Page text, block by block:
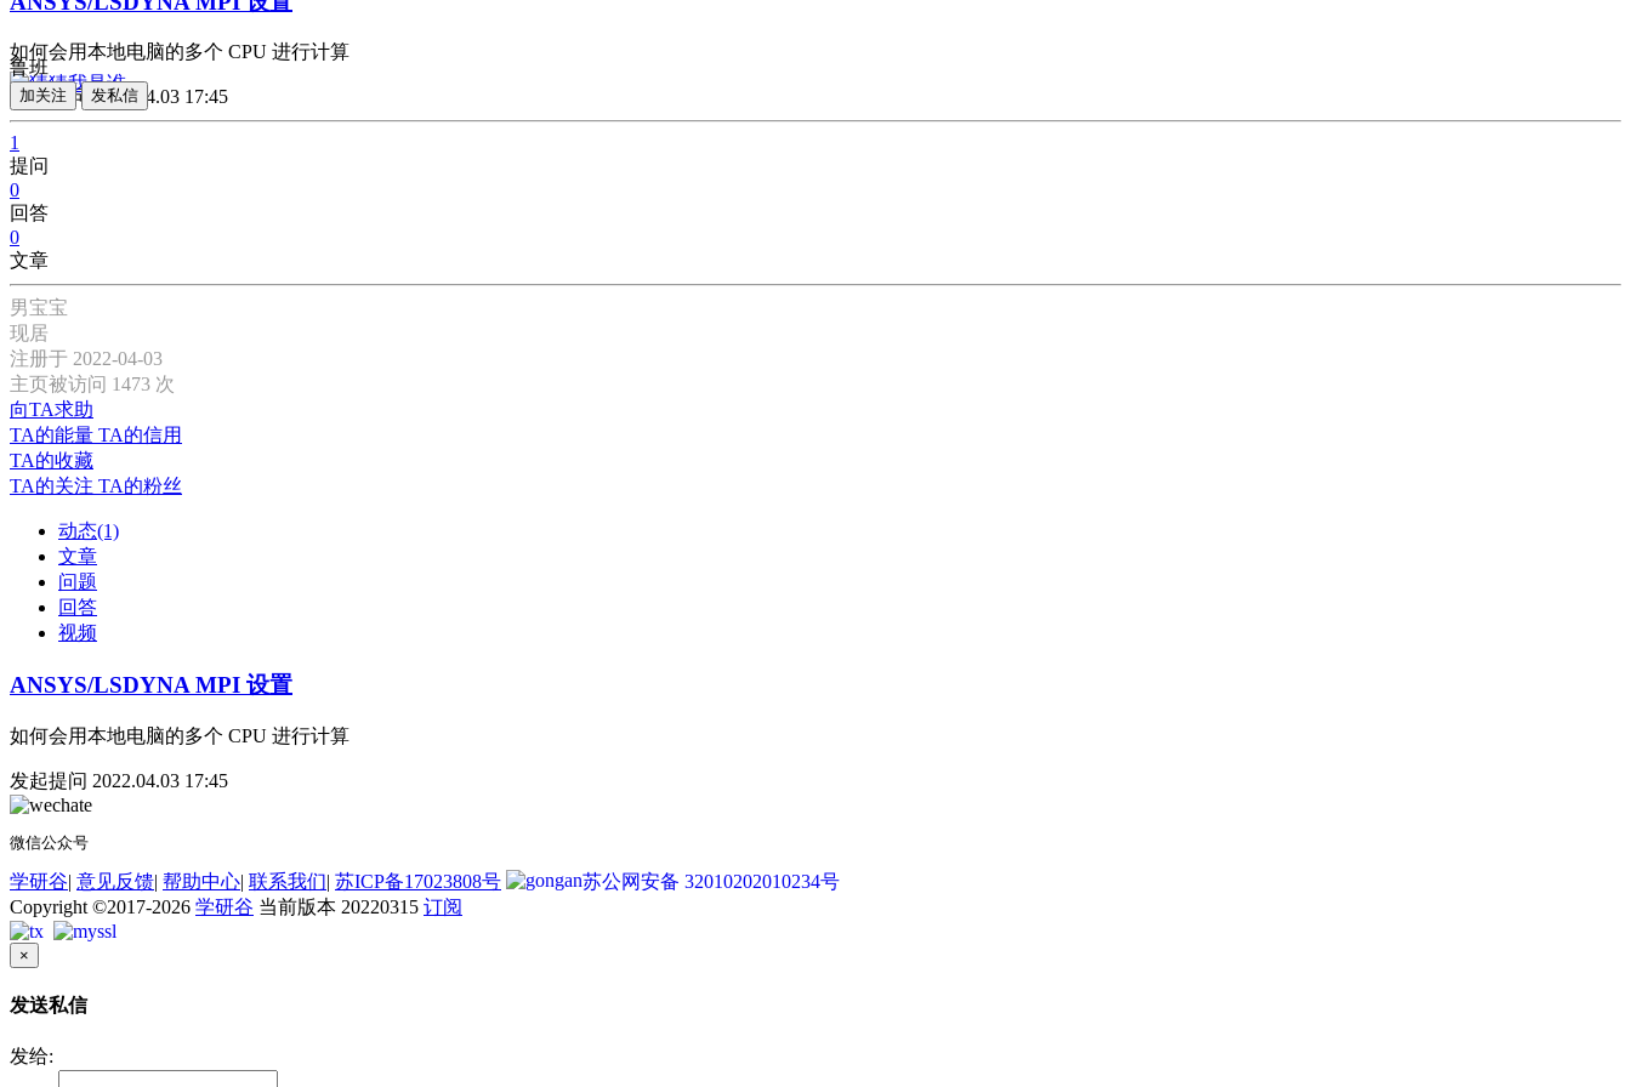
如何会用本地电脑的多个 CPU 进行计算
发起提问 2022.04.03 17:45
鲁班
加关注 发私信
1
提问
0
回答
0
文章
男宝宝
现居
注册于 2022-04-03
主页被访问 1473 次
向TA求助
TA的能量 TA的信用
TA的收藏
TA的关注 TA的粉丝
动态(1)
文章
问题
回答
视频
ANSYS/LSDYNA MPI 设置
如何会用本地电脑的多个 CPU 进行计算
发起提问 2022.04.03 17:45
微信公众号
学研谷| 意见反馈| 帮助中心| 联系我们| 苏ICP备17023808号
苏公网安备 32010202010234号
Copyright ©2017-2026 学研谷 当前版本 20220315 订阅
×
发送私信
发给: